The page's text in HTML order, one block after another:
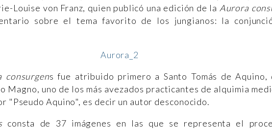
Louise von Franz, quien publicó una edición de la Aurora
sobre el tema favorito de los jungianos: la
consurgens fue atribuido primero a Santo Tomás de Aquino,
Magno, uno de los más avezados practicantes de alquimia
"Pseudo Aquino", es decir un autor desconocido.
consta de 37 imágenes en las que se representa el